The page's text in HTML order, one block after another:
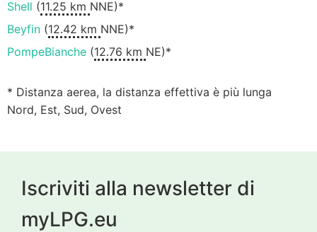
Shell (11.25 km NNE)*
Beyfin (12.42 km NNE)*
PompeBianche (12.76 km NE)*
* Distanza aerea, la distanza effettiva è più lunga
Nord, Est, Sud, Ovest
Iscriviti alla newsletter di
myLPG.eu